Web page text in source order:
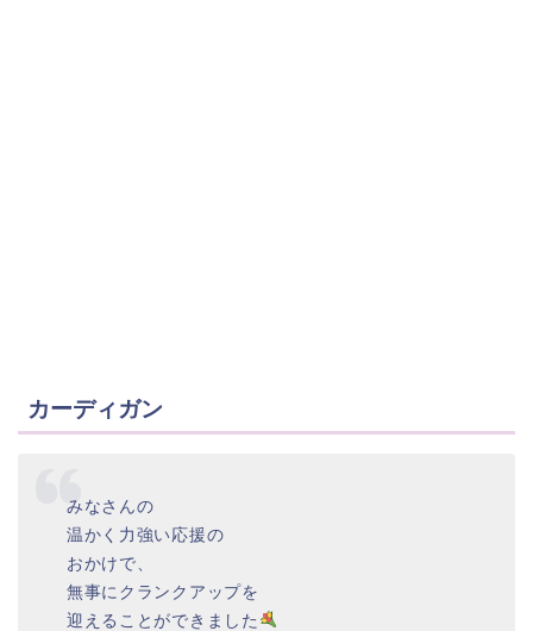
カーディガン
みなさんの
温かく力強い応援の
おかけで、
無事にクランクアップを
迎えることができました